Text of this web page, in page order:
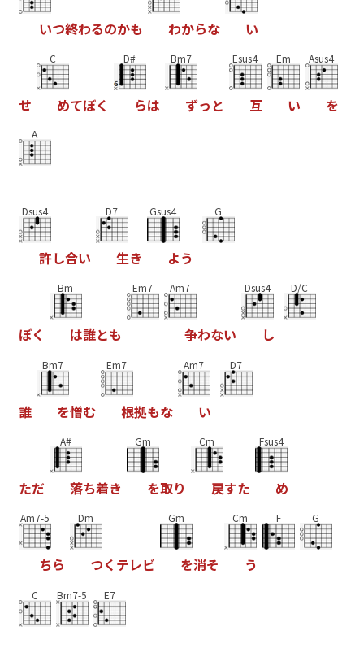
いつ終わるのかも わからな い
せ
C
めてぼく
D#
らは
Bm7
ずっ と
Esus4
互
Em
い
Asus4
を
A
Dsus4
許し合い
D7
生き
Gsus4
よう
G
ぼく
Bm
は誰とも
Em7 Am7
争わない
Dsus4
し
D/C
誰
Bm7
を憎む
Em7
根拠もな
Am7
い
D7
ただ
A#
落ち着き
Gm
を取り
Cm
戻すた
Fsus4
め
Am7-5
ちら
Dm
つく テレビ
Gm
を消そ
Cm
う
F G
C Bm7-5 E7